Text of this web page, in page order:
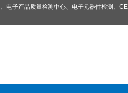
电子产品质量检测中心、电子元器件检测、